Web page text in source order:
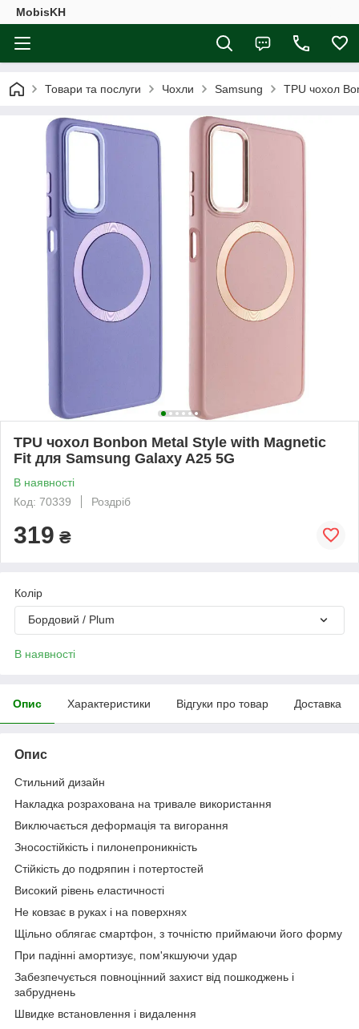
MobisKH
Товари та послуги Чохли Samsung TPU чохол
TPU чохол Bonbon Metal Style with Magnetic
Fit для Samsung Galaxy A25 5G
В наявності
Код: 70339
Роздріб
319 ₴
Колір
Бордовий / Plum
В наявності
Опис Характеристики Відгуки про товар Доставка
Опис
Стильний дизайн
Накладка розрахована на тривале використання
Виключається деформацiя та вигорання
Зносостійкість і пилонепроникність
Стійкість до подряпин і потертостей
Високий рівень еластичності
Не ковзає в руках і на поверхнях
Щільно облягає смартфон, з точністю приймаючи його форму
При падінні амортизує, пом'якшуючи удар
Забезпечується повноцінний захист від пошкоджень і
забруднень
Швидке встановлення і видалення